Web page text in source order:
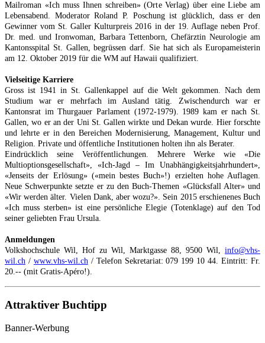
Mailroman «Ich muss Ihnen schreiben» (Orte Verlag) über eine Liebe am
Lebensabend. Moderator Roland P. Poschung ist glücklich, dass er den
Gewinner vom St. Galler Kulturpreis 2016 in der 19. Auflage neben Prof.
Dr. med. und Ironwoman, Barbara Tettenborn, Chefärztin Neurologie am
Kantonsspital St. Gallen, begrüssen darf. Sie hat sich als Europameisterin
am 12. Oktober 2019 für die WM auf Hawaii qualifiziert.
Vielseitige Karriere
Gross ist 1941 in St. Gallenkappel auf die Welt gekommen. Nach dem
Studium war er mehrfach im Ausland tätig. Zwischendurch war er
Kantonsrat im Thurgauer Parlament (1972-1979). 1989 kam er nach St.
Gallen, wo er an der Uni St. Gallen wirkte und Dekan wurde. Hier forschte
und lehrte er in den Bereichen Modernisierung, Management, Kultur und
Religion. Private und öffentliche Institutionen holten ihn als Berater.
Eindrücklich seine Veröffentlichungen. Mehrere Werke wie «Die
Multioptionsgesellschaft», «Ich-Jagd – Im Unabhängigkeitsjahrhundert»,
«Jenseits der Erlösung» («mein bestes Buch»!) erzielten hohe Auflagen.
Neue Schwerpunkte setzte er zu den Buch-Themen «Glücksfall Alter» und
«Wir werden älter. Vielen Dank, aber wozu?». Sein 2015 erschienenes Buch
«Ich muss sterben» ist eine persönliche Elegie (Totenklage) auf den Tod
seiner geliebten Frau Ursula.
Anmeldungen
Volkshochschule Wil, Hof zu Wil, Marktgasse 88, 9500 Wil, info@vhs-
wil.ch / www.vhs-wil.ch/ Telefon Sekretariat: 079 199 10 44. Eintritt: Fr.
20.-- (mit Gratis-Apéro!).
Attraktiver Buchtipp
Banner-Werbung